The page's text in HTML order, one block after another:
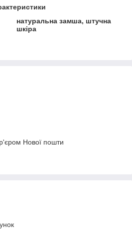
натуральна замша, штучна
шкіра
Нової пошти